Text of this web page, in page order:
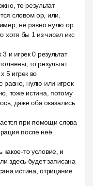
то результат
словом ор, или.
не равно нулю ор
хотя бы 1 из чисел икс
и игрек 0 результат
то результат
5 игрек во
равно, нулю или игрек
тоже истина, потому
даже оба оказались
при помощи слова
после неё
то условие, и
здесь будет записана
истина, отрицание